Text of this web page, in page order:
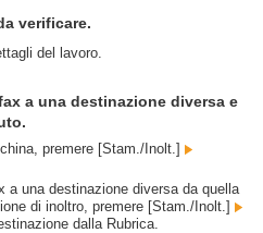
verificare.
del lavoro.
a una destinazione diversa e
premere [Stam./Inolt.]
a una destinazione diversa da quella
di inoltro, premere [Stam./Inolt.]
dalla Rubrica.